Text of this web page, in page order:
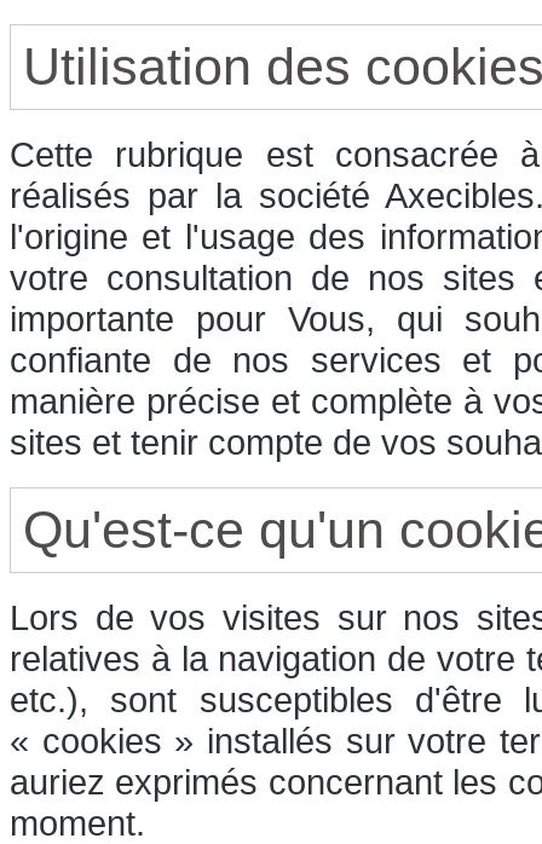
Utilisation des
Cette rubrique est consacrée
réalisés par la société
l'origine et l'usage des
votre consultation de nos
importante pour Vous, qui
confiante de nos services et
manière précise et complète à
sites et tenir compte de vos
Qu'est-ce qu'un
Lors de vos visites sur nos
relatives à la navigation de votre
etc.), sont susceptibles d'être
« cookies » installés sur votre
auriez exprimés concernant les
moment.